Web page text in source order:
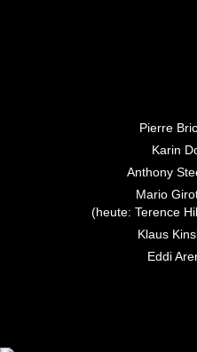
Pierre
Karin
Anthony
Mario
(heute: Terence
Klaus
Eddi